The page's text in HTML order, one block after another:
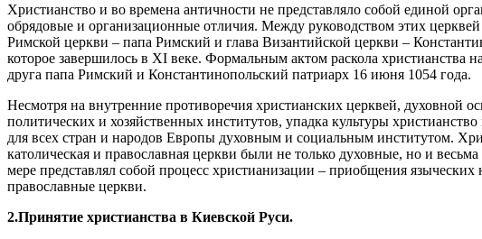
Христианство и во времена античности не представляло собой единой
обрядовые и организационные отличия. Между руководством этих
Римской церкви – папа Римский и глава Византийской церкви –
которое завершилось в XI веке. Формальным актом раскола христианства
друга папа Римский и Константинопольский патриарх 16 июня 1054 года.
Несмотря на внутренние противоречия христианских церквей, духовной
политических и хозяйственных институтов, упадка культуры
для всех стран и народов Европы духовным и социальным институтом.
католическая и православная церкви были не только духовные, но и
мере представлял собой процесс христианизации – приобщения
православные церкви.
2.Принятие христианства в Киевской Руси.